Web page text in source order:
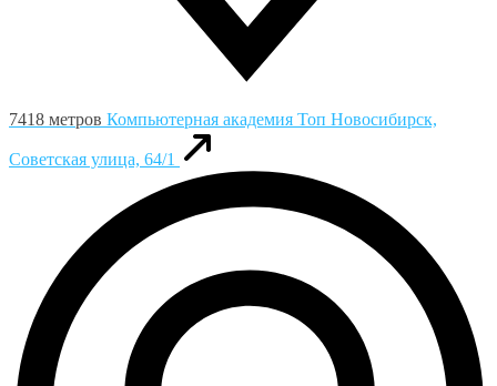
7418 метров Компьютерная академия Toп Новосибирск,
Советская улица, 64/1